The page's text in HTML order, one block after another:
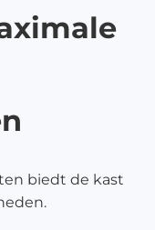
biedt de kast